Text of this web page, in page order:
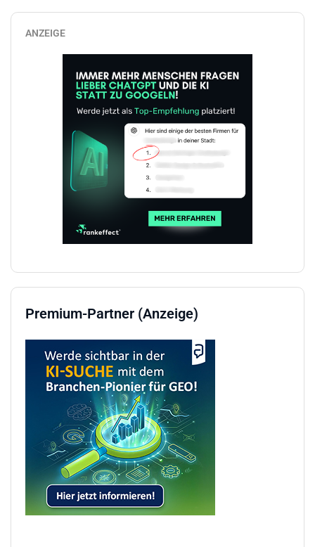
ANZEIGE
Premium-Partner (Anzeige)